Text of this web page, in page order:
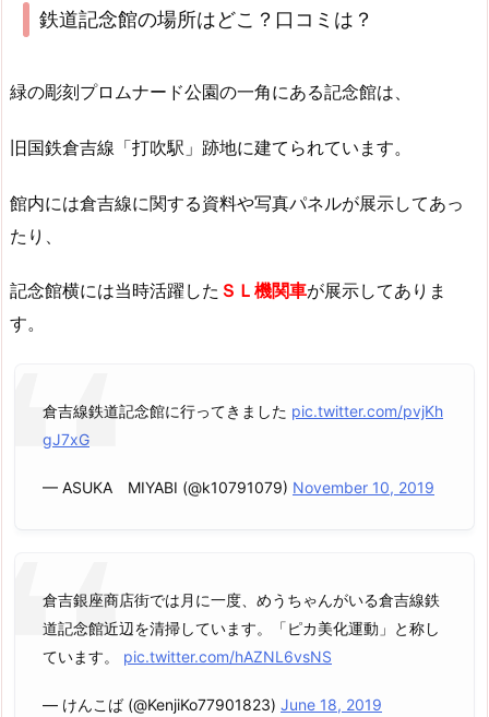
鉄道記念館の場所はどこ？口コミは？
緑の彫刻プロムナード公園の一角にある記念館は、
旧国鉄倉吉線「打吹駅」跡地に建てられています。
館内には倉吉線に関する資料や写真パネルが展示してあっ
たり、
記念館横には当時活躍した ＳＬ機関車が展示してありま
す。
倉吉線鉄道記念館に行ってきました pic.twitter.com/pvjKh
gJ7xG
— ASUKA MIYABI (@k10791079) November 10, 2019
倉吉銀座商店街では月に一度、めうちゃんがいる倉吉線鉄
道記念館近辺を清掃しています。「ピカ美化運動」と称し
ています。 pic.twitter.com/hAZNL6vsNS
— けんこば (@KenjiKo77901823) June 18, 2019